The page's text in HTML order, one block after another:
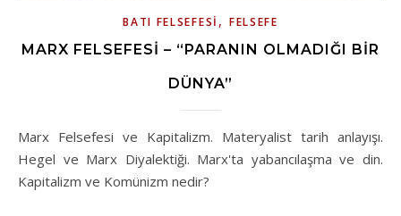
BATI FELSEFESI , FELSEFE
MARX FELSEFESI – “PARANIN OLMADIĞI BIR
DÜNYA”
Marx Felsefesi ve Kapitalizm. Materyalist tarih anlayışı.
Hegel ve Marx Diyalektiği. Marx'ta yabancılaşma ve din.
Kapitalizm ve Komünizm nedir?